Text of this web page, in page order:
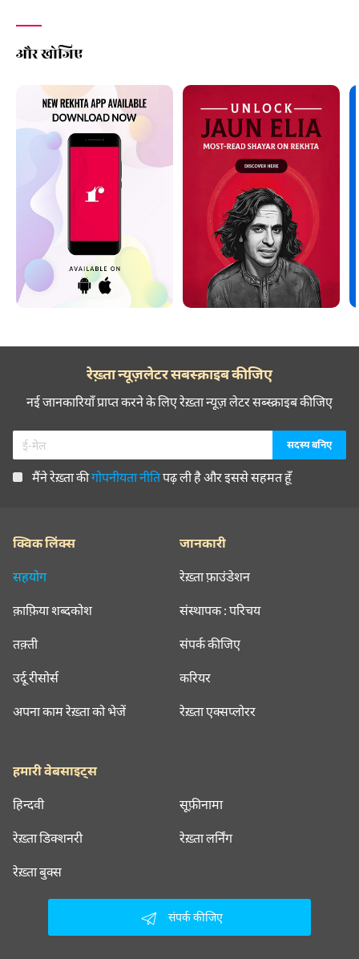
और खोजिए
रेख़्ता न्यूज़लेटर सबस्क्राइब कीजिए
नई जानकारियाँ प्राप्त करने के लिए रेख़्ता न्यूज़ लेटर सब्स्क्राइब कीजिए
मैंने रेख़्ता कीगोपनीयता नीतिपढ़ ली है और इससे सहमत हूँ
क्विक लिंक्स
सहयोग
क़ाफ़िया शब्दकोश
तक़्ती
उर्दू रीसोर्स
अपना काम रेख़्ता को भेजें
जानकारी
रेख़्ता फ़ाउंडेशन
संस्थापक : परिचय
संपर्क कीजिए
करियर
रेख़्ता एक्सप्लोरर
हमारी वेबसाइट्स
हिन्दवी सूफ़ीनामा
रेख़्ता डिक्शनरी रेख़्ता लर्निंग
रेख़्ता बुक्स
संपर्क कीजिए